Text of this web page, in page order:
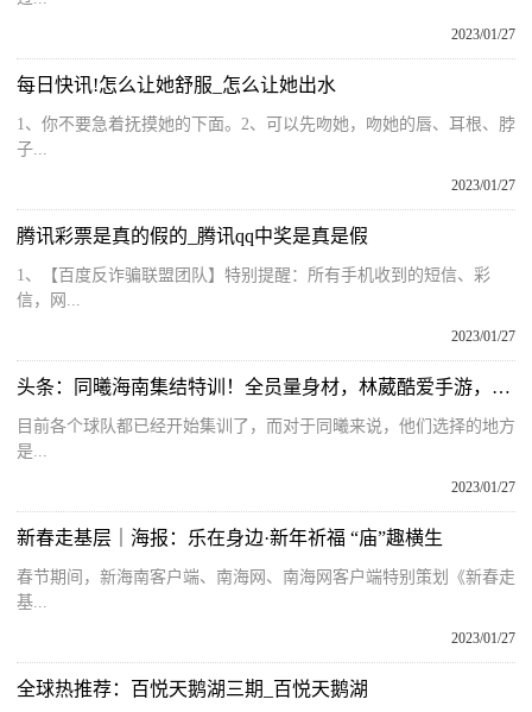
2023/01/27
每日快讯!怎么让她舒服_怎么让她出水
1、你不要急着抚摸她的下面。2、可以先吻她，吻她的唇、耳根、脖
子...
2023/01/27
腾讯彩票是真的假的_腾讯qq中奖是真是假
1、【百度反诈骗联盟团队】特别提醒：所有手机收到的短信、彩
信，网...
2023/01/27
头条：同曦海南集结特训！全员量身材，林葳酷爱手游，西热晒竞争游戏
目前各个球队都已经开始集训了，而对于同曦来说，他们选择的地方
是...
2023/01/27
新春走基层｜海报：乐在身边·新年祈福 “庙”趣横生
春节期间，新海南客户端、南海网、南海网客户端特别策划《新春走
基...
2023/01/27
全球热推荐：百悦天鹅湖三期_百悦天鹅湖